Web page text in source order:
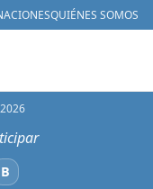
QUIÉNES SOMOS
BBluesky